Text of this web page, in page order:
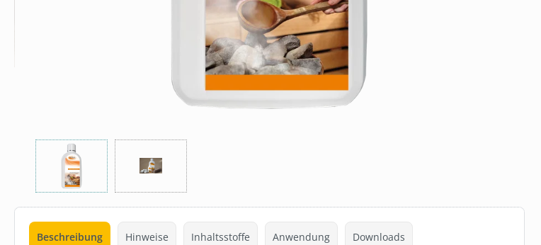
Beschreibung Hinweise Inhaltsstoffe Anwendung Downloads